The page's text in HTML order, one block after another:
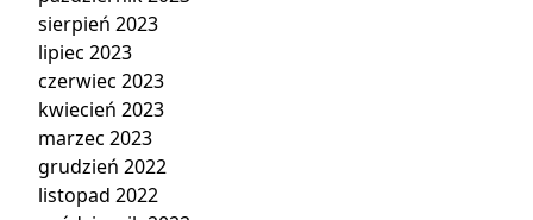
sierpień 2023
lipiec 2023
czerwiec 2023
kwiecień 2023
marzec 2023
grudzień 2022
listopad 2022